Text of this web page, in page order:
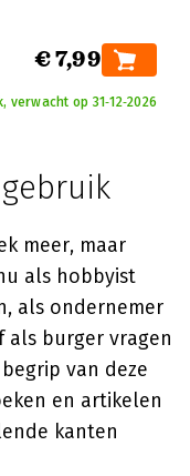
€ 7,99
verwacht op 31‑12‑2026
meer, maar
als hobbyist
als ondernemer
als burger vragen
van deze
en artikelen
kanten